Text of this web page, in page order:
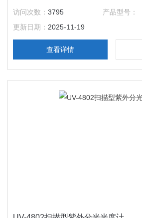
储，手机APP分享，蓝牙打印方便用户使
访问次数：3795
产品型号：
更新日期： 2025-11-19
查看详情